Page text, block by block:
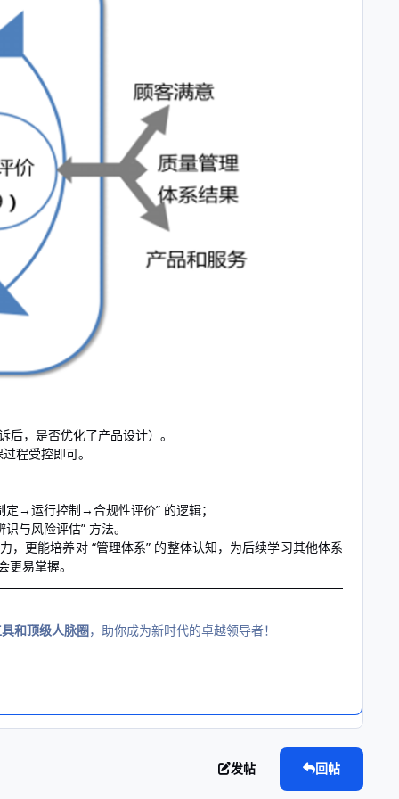
，是否优化了产品设计）。
程受控即可。
→运行控制→合规性评价” 的逻辑；
与风险评估” 方法。
，更能培养对 “管理体系” 的整体认知，为后续学习其他体系
易掌握。
和顶级人脉圈，助你成为新时代的卓越领导者！
发帖 回帖